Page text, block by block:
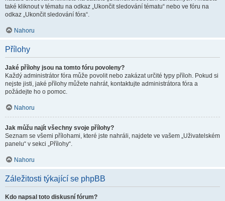
také kliknout v tématu na odkaz „Ukončit sledování tématu“ nebo ve fóru na
odkaz „Ukončit sledování fóra“.
Nahoru
Přílohy
Jaké přílohy jsou na tomto fóru povoleny?
Každý administrátor fóra může povolit nebo zakázat určité typy příloh. Pokud si
nejste jisti, jaké přílohy můžete nahrát, kontaktujte administrátora fóra a
požádejte ho o pomoc.
Nahoru
Jak můžu najít všechny svoje přílohy?
Seznam se všemi přílohami, které jste nahráli, najdete ve vašem „Uživatelském
panelu“ v sekci „Přílohy“.
Nahoru
Záležitosti týkající se phpBB
Kdo napsal toto diskusní fórum?